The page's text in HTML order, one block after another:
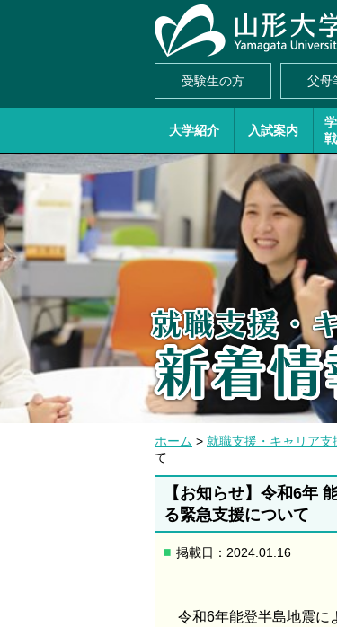
受験生の方 父母
大学紹介 入試案内
ホーム > 就職支援・キャリア支
て
【お知らせ】令和6年
る緊急支援について
掲載日：2024.01.16
令和6年能登半島地震に